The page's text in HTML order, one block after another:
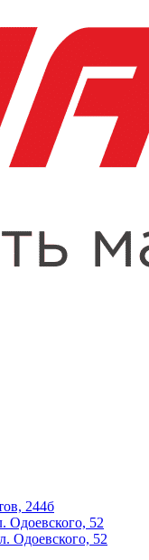
244б
Одоевского, 52
Одоевского, 52